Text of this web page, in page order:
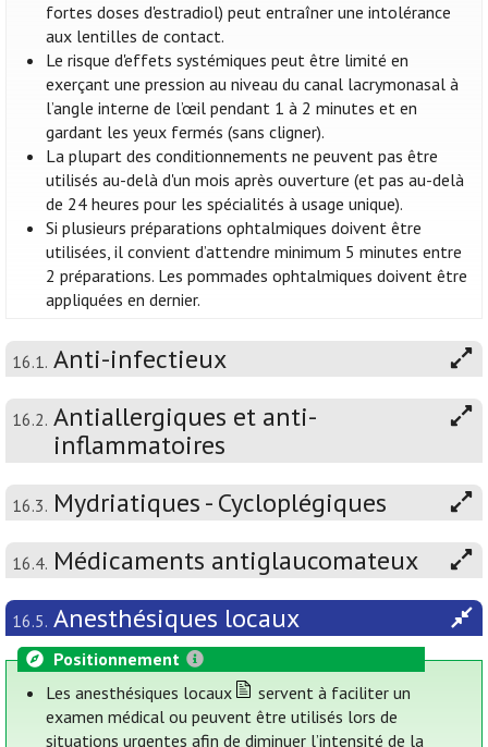
fortes doses d'estradiol) peut entraîner une intolérance
aux lentilles de contact.
Le risque d'effets systémiques peut être limité en
exerçant une pression au niveau du canal lacrymonasal à
l’angle interne de l’œil pendant 1 à 2 minutes et en
gardant les yeux fermés (sans cligner).
La plupart des conditionnements ne peuvent pas être
utilisés au-delà d'un mois après ouverture (et pas au-delà
de 24 heures pour les spécialités à usage unique).
Si plusieurs préparations ophtalmiques doivent être
utilisées, il convient d’attendre minimum 5 minutes entre
2 préparations. Les pommades ophtalmiques doivent être
appliquées en dernier.
16.1. Anti-infectieux
16.2. Antiallergiques et anti-
inflammatoires
16.3. Mydriatiques - Cycloplégiques
16.4. Médicaments antiglaucomateux
16.5. Anesthésiques locaux
Positionnement
Les anesthésiques locaux
servent à faciliter un
examen médical ou peuvent être utilisés lors de
situations urgentes afin de diminuer l’intensité de la